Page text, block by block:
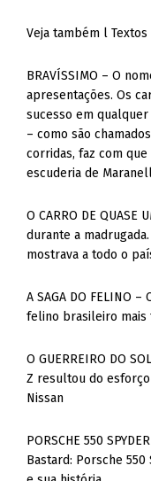
Veja também l
BRAVÍSSIMO – O
apresentações. Os
sucesso em
– como são
corridas, faz com
escuderia de
O CARRO DE QUASE
durante a
mostrava a todo o
A SAGA DO FELINO
felino brasileiro mais
O GUERREIRO DO
Z resultou do
Nissan
PORSCHE 550
Bastard: Porsche 550